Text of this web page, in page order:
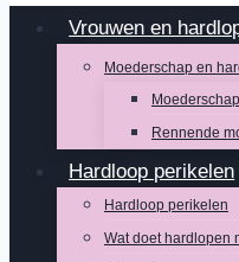
Vrouwen en
Moederschap en
Rennende
Hardloop perikelen
Hardloop perikelen
Wat doet hardlopen